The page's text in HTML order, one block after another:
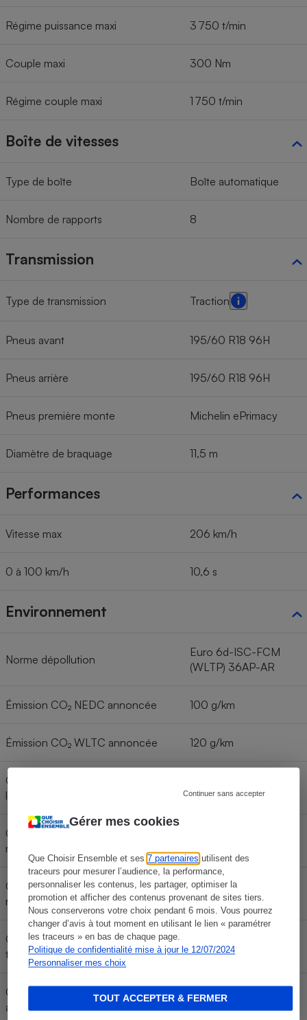
Gérer mes cookies
Que Choisir Ensemble et ses7 partenaires utilisent des
traceurs pour mesurer l’audience, la performance,
personnaliser les contenus, les partager, optimiser la
promotion et afficher des contenus provenant de sites tiers.
Nous conserverons votre choix pendant 6 mois. Vous pourrez
changer d’avis à tout moment en utilisant le lien « paramétrer
les traceurs » en bas de chaque page.
Politique de confidentialité mise à jour le 12/07/2024
Personnaliser mes choix
Continuer sans accepter
TOUT ACCEPTER & FERMER
Régime puissance maxi 3 750 t/min
Couple maxi 300 Nm
Régime couple maxi 1 750 t/min
Boîte de vitesses
Type de boîte Boîte automatique
Nombre de rapports 8
Transmission
Type de transmission Traction
Pneus avant 195/60 R18 96H
Pneus arrière 195/60 R18 96H
Pneus première monte Michelin ePrimacy
Diamètre de braquage 11,5 m
Performances
Vitesse max 206 km/h
0 à 100 km/h 10,6 s
Environnement
Norme dépollution
Euro 6d-ISC-FCM
(WLTP) 36AP-AR
Émission CO₂ NEDC annoncée 100 g/km
Émission CO₂ WLTC annoncée 120 g/km
Consommation < 60 km/h (cycle
lent WLTC)
5,2 l/100 km
Consommation < 80 km/h (cycle
moyen WLTC)
Consommation < 100 km/h (cycle
rapide WLTC)
3,9 l/100 km
Consommation < 130 km/h (cycle
très rapide WLTC)
5 l/100 km
Consommation moyenne
annoncée (cycle WLTC)
4,6 l/100 km